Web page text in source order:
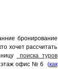
бронирование
хочет рассчитать
поиска туров
этаж офис № 6 (как